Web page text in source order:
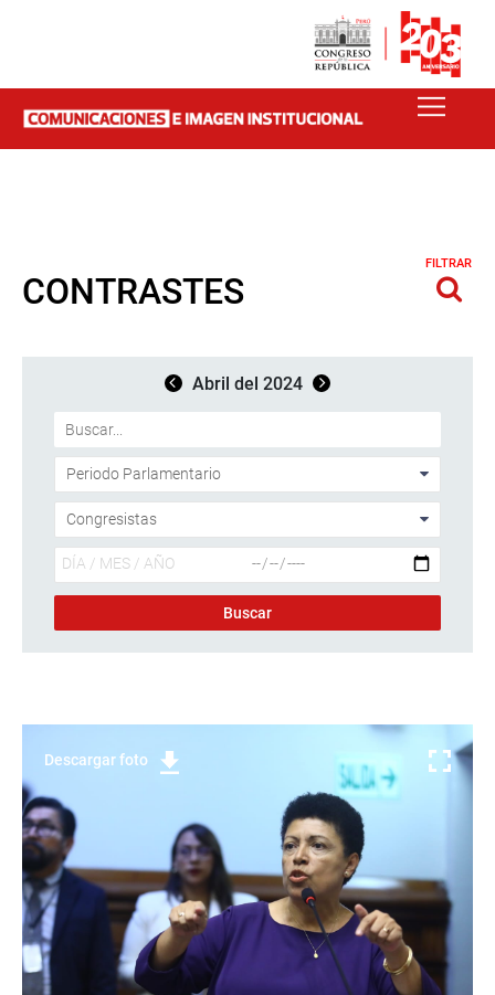
CONTRASTES
FILTRAR
Abril del 2024
Descargar foto